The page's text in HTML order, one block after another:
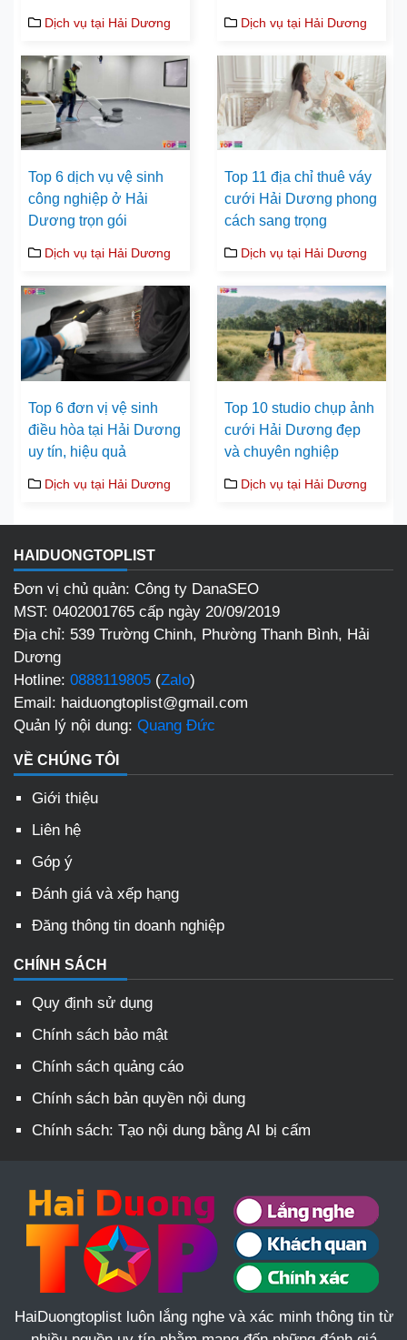
Dịch vụ tại Hải Dương Dịch vụ tại Hải Dương
Top 6 dịch vụ vệ sinh
công nghiệp ở Hải
Dương trọn gói
Dịch vụ tại Hải Dương
Top 11 địa chỉ thuê váy
cưới Hải Dương phong
cách sang trọng
Dịch vụ tại Hải Dương
Top 6 đơn vị vệ sinh
điều hòa tại Hải Dương
uy tín, hiệu quả
Dịch vụ tại Hải Dương
Top 10 studio chụp ảnh
cưới Hải Dương đẹp
và chuyên nghiệp
Dịch vụ tại Hải Dương
HAIDUONGTOPLIST
Đơn vị chủ quản: Công ty DanaSEO
MST: 0402001765 cấp ngày 20/09/2019
Địa chỉ: 539 Trường Chinh, Phường Thanh Bình, Hải
Dương
Hotline: 0888119805 (Zalo)
Email: haiduongtoplist@gmail.com
Quản lý nội dung: Quang Đức
VỀ CHÚNG TÔI
Giới thiệu
Liên hệ
Góp ý
Đánh giá và xếp hạng
Đăng thông tin doanh nghiệp
CHÍNH SÁCH
Quy định sử dụng
Chính sách bảo mật
Chính sách quảng cáo
Chính sách bản quyền nội dung
Chính sách: Tạo nội dung bằng AI bị cấm
HaiDuongtoplist luôn lắng nghe và xác minh thông tin từ